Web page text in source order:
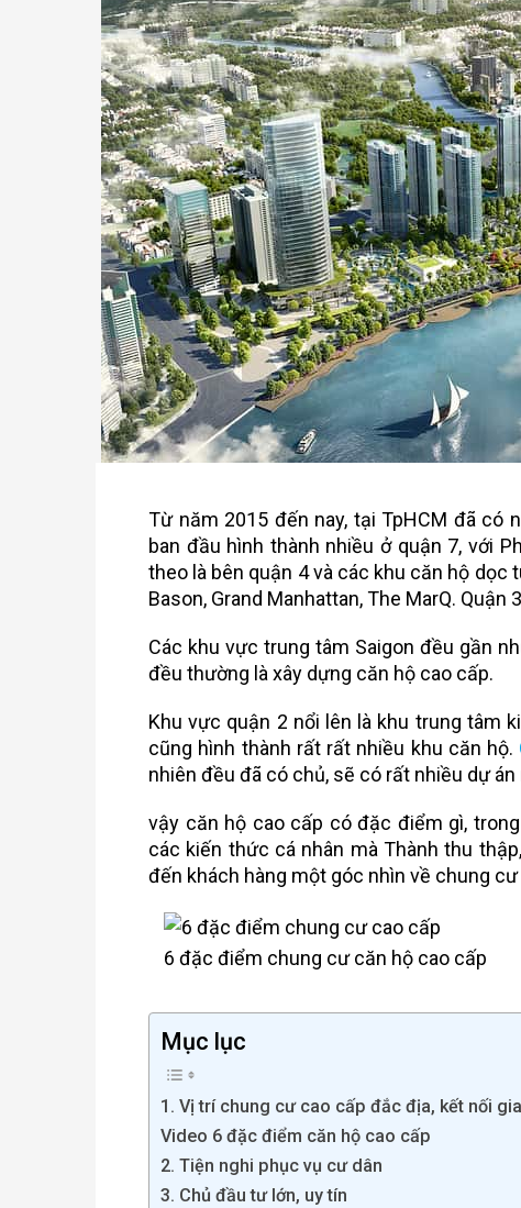
Từ năm 2015 đến nay, tại TpHCM đã có
ban đầu hình thành nhiều ở quận 7, với
theo là bên quận 4 và các khu căn hộ
Bason, Grand Manhattan, The MarQ.
Các khu vực trung tâm Saigon đều gần
đều thường là xây dựng căn hộ cao cấp.
Khu vực quận 2 nổi lên là khu trung tâm
cũng hình thành rất rất nhiều khu căn hộ.
nhiên đều đã có chủ, sẽ có rất nhiều dự
vậy căn hộ cao cấp có đặc điểm gì,
các kiến thức cá nhân mà Thành thu
đến khách hàng một góc nhìn về chung cư
6 đặc điểm chung cư căn hộ cao cấp
Mục lục
1. Vị trí chung cư cao cấp đắc địa, kết nối
Video 6 đặc điểm căn hộ cao cấp
2. Tiện nghi phục vụ cư dân
3. Chủ đầu tư lớn, uy tín